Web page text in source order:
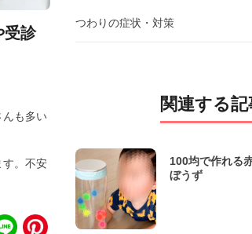
受診
んも多い
す。不安
つわりの症状・対策
関連する記
100均で作れる
ぼうず